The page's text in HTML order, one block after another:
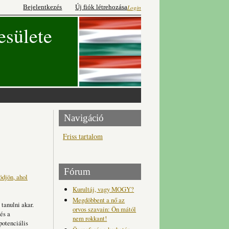
Login
Bejelentkezés Új fiók létrehozása
ahol
akar.
a
Navigáció
Friss tartalom
Fórum
Kurultáj, vagy MOGY?
Megdöbbent a nő az
orvos szavain: Ön mától
nem rokkant!